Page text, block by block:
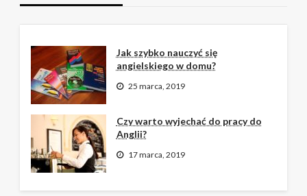
Jak szybko nauczyć się
angielskiego w domu?
25 marca, 2019
Czy warto wyjechać do pracy do
Anglii?
17 marca, 2019